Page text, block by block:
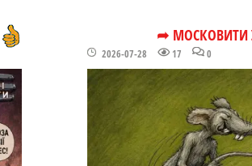
➦ МОСКОВИТИ
2026-07-28 17 0